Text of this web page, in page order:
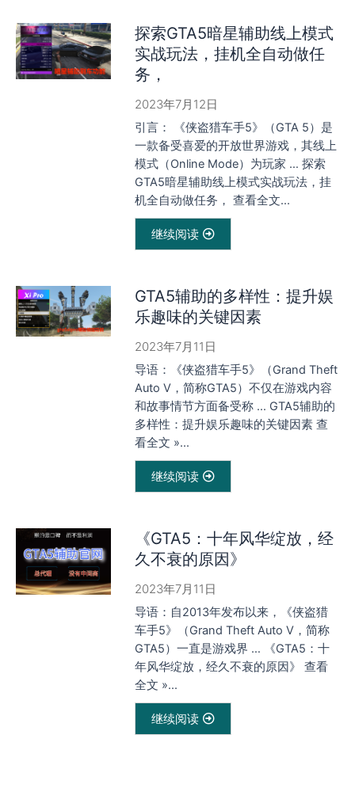
探索GTA5暗星辅助线上模式
实战玩法，挂机全自动做任
务，
2023年7月12日
引言： 《侠盗猎车手5》（GTA 5）是
一款备受喜爱的开放世界游戏，其线上
模式（Online Mode）为玩家 … 探索
GTA5暗星辅助线上模式实战玩法，挂
机全自动做任务， 查看全文...
继续阅读
GTA5辅助的多样性：提升娱
乐趣味的关键因素
2023年7月11日
导语：《侠盗猎车手5》（Grand Theft
Auto V，简称GTA5）不仅在游戏内容
和故事情节方面备受称 … GTA5辅助的
多样性：提升娱乐趣味的关键因素 查
看全文 »...
继续阅读
《GTA5：十年风华绽放，经
久不衰的原因》
2023年7月11日
导语：自2013年发布以来，《侠盗猎
车手5》（Grand Theft Auto V，简称
GTA5）一直是游戏界 … 《GTA5：十
年风华绽放，经久不衰的原因》 查看
全文 »...
继续阅读